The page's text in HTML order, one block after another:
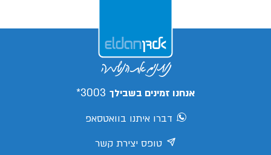
אנחנו זמינים בשבילך 3003*
דברו איתנו בוואטסאפ
טופס יצירת קשר